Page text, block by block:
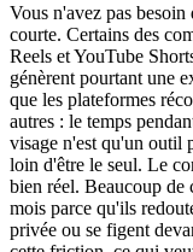
Vous n'avez pas
courte. Certains des
Reels et YouTube
génèrent pourtant une
que les plateformes
autres : le temps
visage n'est qu'un outil
loin d'être le seul. Le
bien réel. Beaucoup de
mois parce qu'ils
privée ou se figent